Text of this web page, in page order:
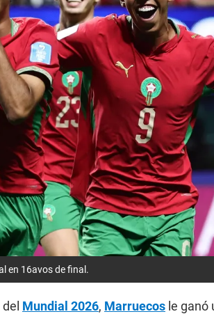
en 16avos de final.
del Mundial 2026, Marruecos le ganó